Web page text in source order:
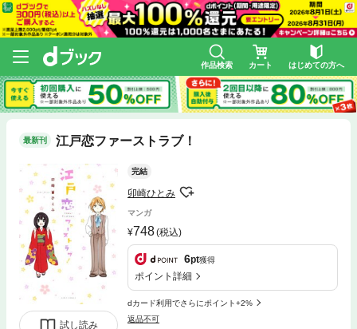
作品検索 カート はじめての方へ
最新刊 江戸恋ファーストラブ！
試し読み
完結
卯崎ひとみ
マンガ
748(税込)
6pt獲得
ポイント詳細
dカード利用でさらにポイント+2%
返品不可